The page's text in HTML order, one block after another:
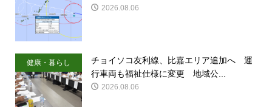
2026.08.06
健康・暮らし
チョイソコ友利線、比嘉エリア追加へ 運
行車両も福祉仕様に変更 地域公...
2026.08.06